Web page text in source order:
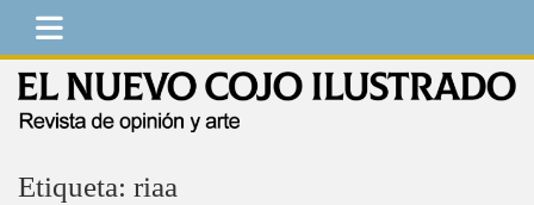
Saltar
contenido
Etiqueta: riaa